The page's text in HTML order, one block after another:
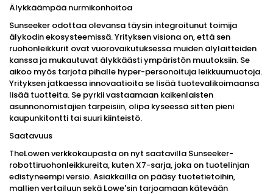
Älykkäämpää nurmikonhoitoa
Sunseeker odottaa olevansa täysin integroitunut toimija
älykodin ekosysteemissä. Yrityksen visiona on, että sen
ruohonleikkurit ovat vuorovaikutuksessa muiden älylaitteiden
kanssa ja mukautuvat älykkäästi ympäristön muutoksiin. Se
aikoo myös tarjota pihalle hyper-personoituja leikkuumuotoja.
Yrityksen jatkaessa innovaatioita se lisää tuotevalikoimaansa
lisää tuotteita. Se pyrkii vastaamaan kaikenlaisten
asunnonomistajien tarpeisiin, olipa kyseessä sitten pieni
kaupunkitontti tai suuri kiinteistö.
Saatavuus
TheLowen verkkokaupasta on nyt saatavilla Sunseeker-
robottiruohonleikkureita, kuten X7-sarja, joka on tuotelinjan
edistyneempi versio. Asiakkailla on pääsy tuotetietoihin,
mallien vertailuun sekä Lowe'sin tarjoamaan kätevään